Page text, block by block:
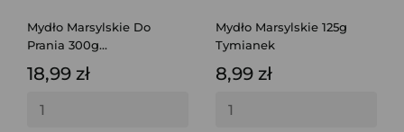
Mydło Marsylskie Do
Prania 300g...
18,99 zł
Mydło Marsylskie 125g
Tymianek
8,99 zł